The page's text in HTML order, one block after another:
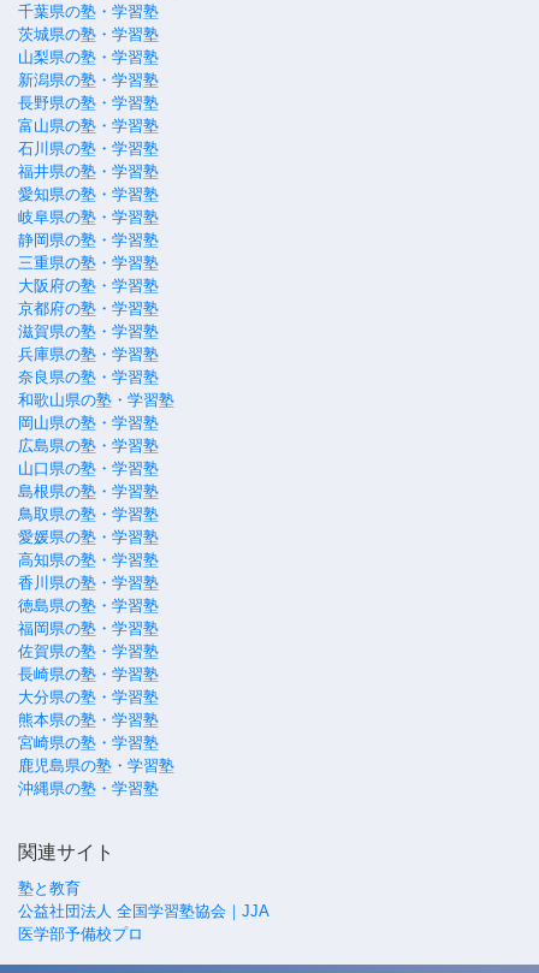
千葉県の塾・学習塾
茨城県の塾・学習塾
山梨県の塾・学習塾
新潟県の塾・学習塾
長野県の塾・学習塾
富山県の塾・学習塾
石川県の塾・学習塾
福井県の塾・学習塾
愛知県の塾・学習塾
岐阜県の塾・学習塾
静岡県の塾・学習塾
三重県の塾・学習塾
大阪府の塾・学習塾
京都府の塾・学習塾
滋賀県の塾・学習塾
兵庫県の塾・学習塾
奈良県の塾・学習塾
和歌山県の塾・学習塾
岡山県の塾・学習塾
広島県の塾・学習塾
山口県の塾・学習塾
島根県の塾・学習塾
鳥取県の塾・学習塾
愛媛県の塾・学習塾
高知県の塾・学習塾
香川県の塾・学習塾
徳島県の塾・学習塾
福岡県の塾・学習塾
佐賀県の塾・学習塾
長崎県の塾・学習塾
大分県の塾・学習塾
熊本県の塾・学習塾
宮崎県の塾・学習塾
鹿児島県の塾・学習塾
沖縄県の塾・学習塾
関連サイト
塾と教育
公益社団法人 全国学習塾協会｜JJA
医学部予備校プロ